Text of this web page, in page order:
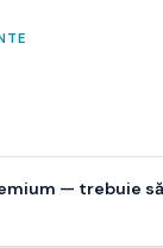
— trebuie